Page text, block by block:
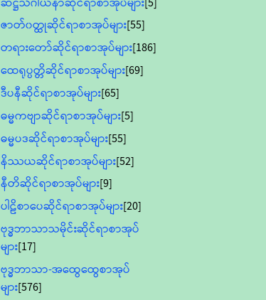
ဇာတ်၀တ္ထုဆိုင်ရာစာအုပ်များ[55]
တရားတော်ဆိုင်ရာစာအုပ်များ[186]
ထေရုပ္ပတ္တိဆိုင်ရာစာအုပ်များ[69]
ဒီပနီဆိုင်ရာစာအုပ်များ[65]
ဓမ္မကဗျာဆိုင်ရာစာအုပ်များ[5]
ဓမ္မပဒဆိုင်ရာစာအုပ်များ[55]
နိဿယဆိုင်ရာစာအုပ်များ[52]
နီတိဆိုင်ရာစာအုပ်များ[9]
ပါဠိစာပေဆိုင်ရာစာအုပ်များ[20]
ဗုဒ္ဓဘာသာသမိုင်းဆိုင်ရာစာအုပ်
များ[17]
ဗုဒ္ဓဘာသာ-အထွေထွေစာအုပ်
များ[576]